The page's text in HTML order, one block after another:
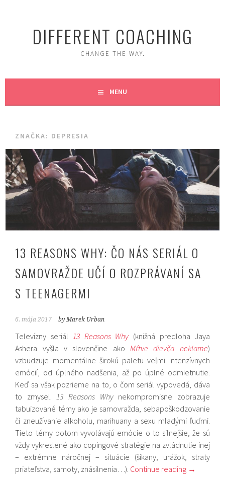
DIFFERENT COACHING
CHANGE THE WAY.
MENU
ZNAČKA: DEPRESIA
13 REASONS WHY: ČO NÁS SERIÁL O
SAMOVRAŽDE UČÍ O ROZPRÁVANÍ SA
S TEENAGERMI
6. mája 2017 by Marek Urban
Televízny seriál 13 Reasons Why (knižná predloha Jaya
Ashera vyšla v slovenčine ako Mŕtve dievča neklame)
vzbudzuje momentálne širokú paletu veľmi intenzívnych
emócií, od úplného nadšenia, až po úplné odmietnutie.
Keď sa však pozrieme na to, o čom seriál vypovedá, dáva
to zmysel.13 Reasons Whynekompromisne zobrazuje
tabuizované témy ako je samovražda, sebapoškodzovanie
či zneužívanie alkoholu, marihuany a sexu mladými ľuďmi.
Tieto témy potom vyvolávajú emócie o to silnejšie, že sú
vždy vykreslené ako copingové stratégie na zvládnutie inej
– extrémne náročnej – situácie (šikany, urážok, straty
priateľstva, samoty, znásilnenia…). Continue reading →